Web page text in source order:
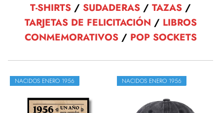
T-SHIRTS / SUDADERAS / TAZAS /
TARJETAS DE FELICITACIÓN / LIBROS
CONMEMORATIVOS/ POP SOCKETS
NACIDOS ENERO 1956 NACIDOS ENERO 1956